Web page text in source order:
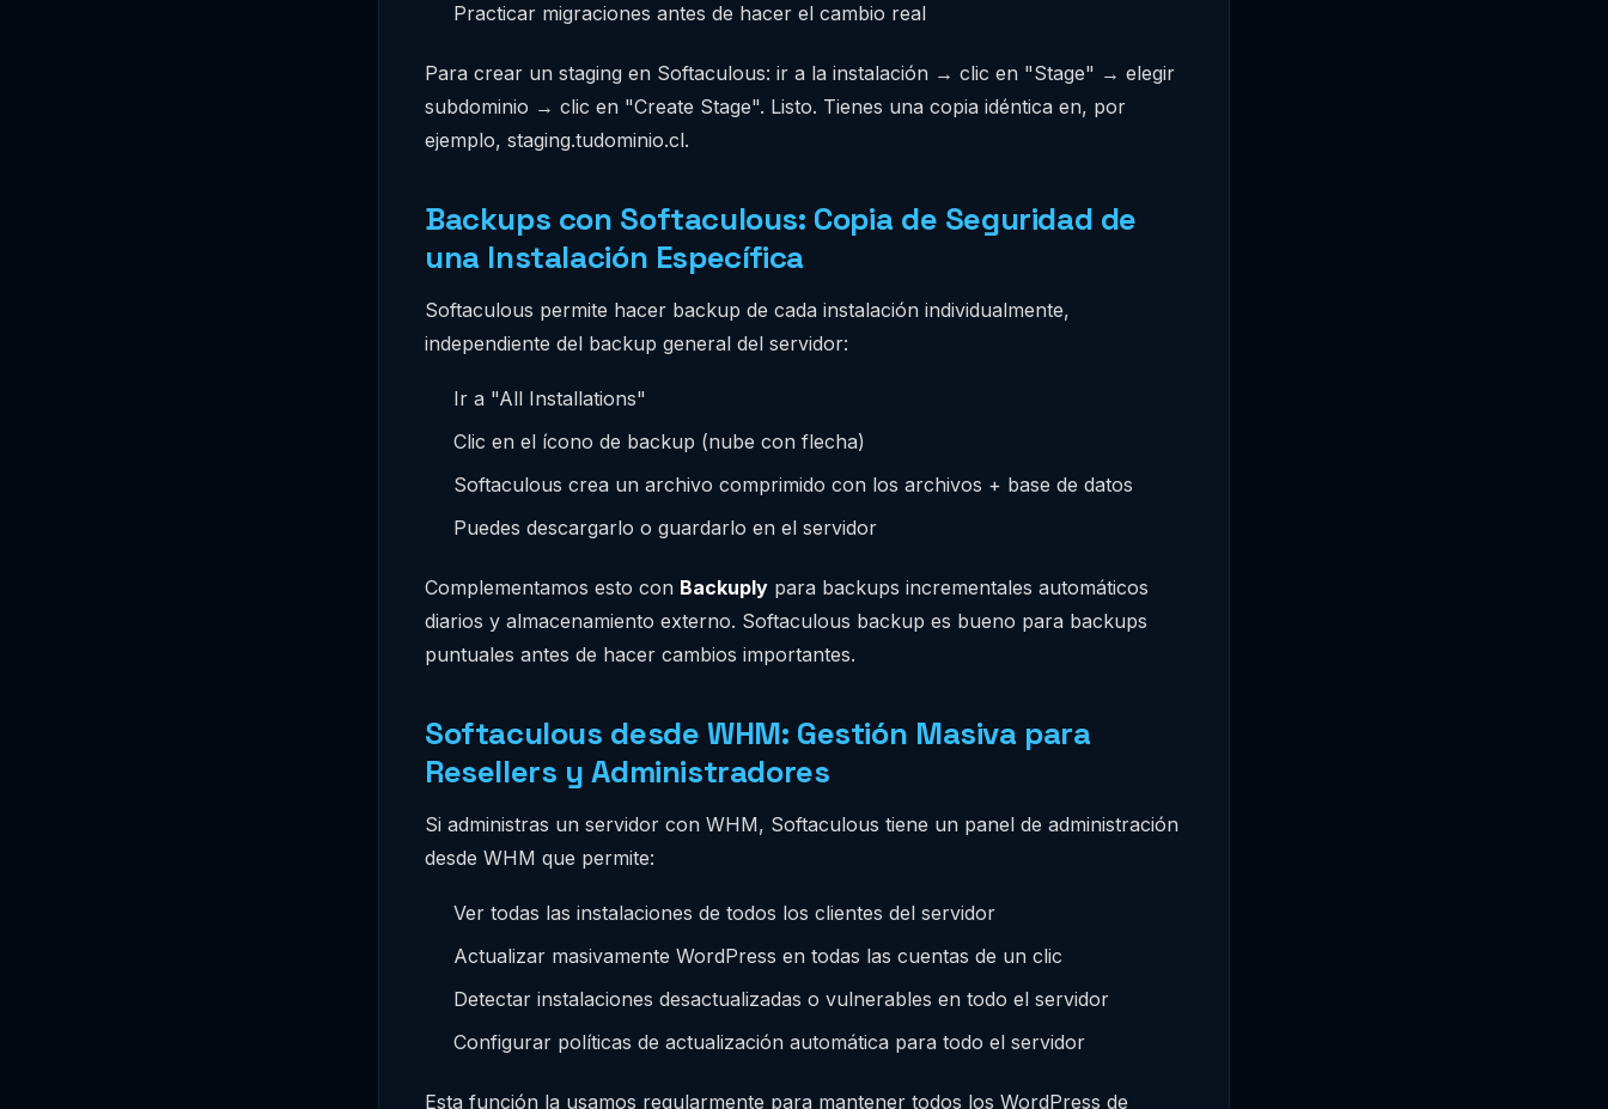
Practicar migraciones antes de hacer el cambio real
Para crear un staging en Softaculous: ir a la instalación → clic en "Stage" → elegir
subdominio → clic en "Create Stage". Listo. Tienes una copia idéntica en, por
ejemplo, staging.tudominio.cl.
Backups con Softaculous: Copia de Seguridad de
una Instalación Específica
Softaculous permite hacer backup de cada instalación individualmente,
independiente del backup general del servidor:
Ir a "All Installations"
Clic en el ícono de backup (nube con flecha)
Softaculous crea un archivo comprimido con los archivos + base de datos
Puedes descargarlo o guardarlo en el servidor
Complementamos esto con Backuply para backups incrementales automáticos
diarios y almacenamiento externo. Softaculous backup es bueno para backups
puntuales antes de hacer cambios importantes.
Softaculous desde WHM: Gestión Masiva para
Resellers y Administradores
Si administras un servidor con WHM, Softaculous tiene un panel de administración
desde WHM que permite:
Ver todas las instalaciones de todos los clientes del servidor
Actualizar masivamente WordPress en todas las cuentas de un clic
Detectar instalaciones desactualizadas o vulnerables en todo el servidor
Configurar políticas de actualización automática para todo el servidor
Esta función la usamos regularmente para mantener todos los WordPress de